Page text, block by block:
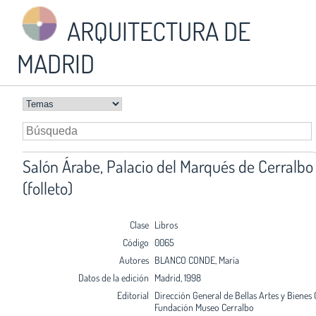
ARQUITECTURA DE
MADRID
Salón Árabe, Palacio del Marqués de Cerralbo
(folleto)
Clase Libros
Código 0065
Autores BLANCO CONDE, María
Datos de la edición Madrid, 1998
Editorial Dirección General de Bellas Artes y Bienes
Fundación Museo Cerralbo